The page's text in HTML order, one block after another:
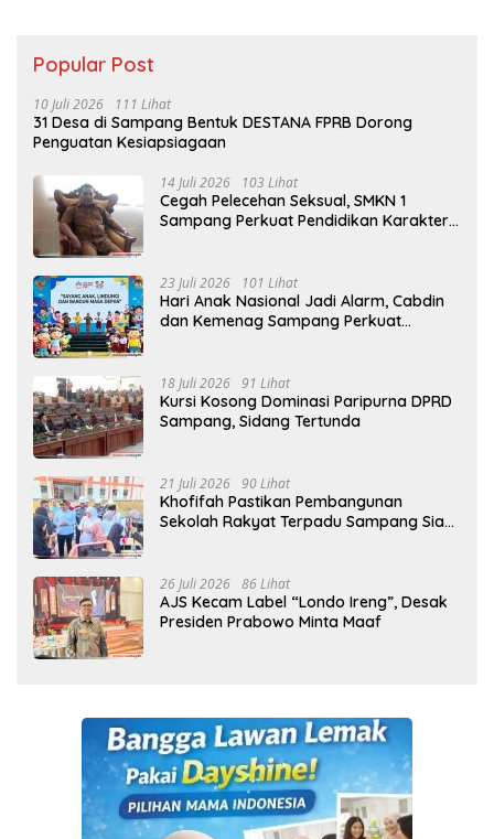
Popular Post
10 Juli 2026 111 Lihat
31 Desa di Sampang Bentuk DESTANA FPRB Dorong
Penguatan Kesiapsiagaan
14 Juli 2026 103 Lihat
Cegah Pelecehan Seksual, SMKN 1
Sampang Perkuat Pendidikan Karakter
23 Juli 2026 101 Lihat
Hari Anak Nasional Jadi Alarm, Cabdin
dan Kemenag Sampang Perkuat
18 Juli 2026 91 Lihat
Kursi Kosong Dominasi Paripurna DPRD
Sampang, Sidang Tertunda
21 Juli 2026 90 Lihat
Khofifah Pastikan Pembangunan
Sekolah Rakyat Terpadu Sampang Siap
26 Juli 2026 86 Lihat
AJS Kecam Label “Londo Ireng”, Desak
Presiden Prabowo Minta Maaf